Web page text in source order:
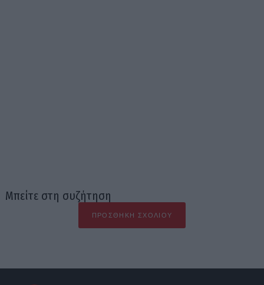
Μπείτε στη συζήτηση
ΠΡΟΣΘΉΚΗ ΣΧΟΛΊΟΥ